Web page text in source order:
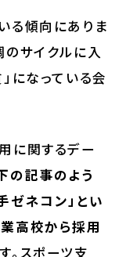
る傾向にありま
サイクルに入
になっている会
に関するデー
の記事のよう
ゼネコン」とい
高校から採用
。スポーツ支